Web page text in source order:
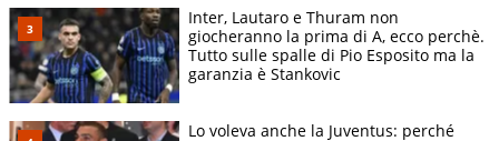
Inter, Lautaro e Thuram non
giocheranno la prima di A, ecco perchè.
Tutto sulle spalle di Pio Esposito ma la
garanzia è Stankovic
Lo voleva anche la Juventus: perché